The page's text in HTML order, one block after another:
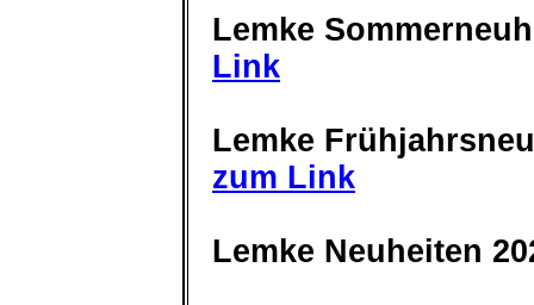
Lemke
Link
Lemke
zum Link
Lemke Neuheiten